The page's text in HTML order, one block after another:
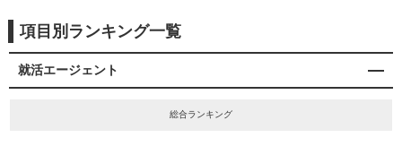
項目別ランキング一覧
就活エージェント
総合ランキング